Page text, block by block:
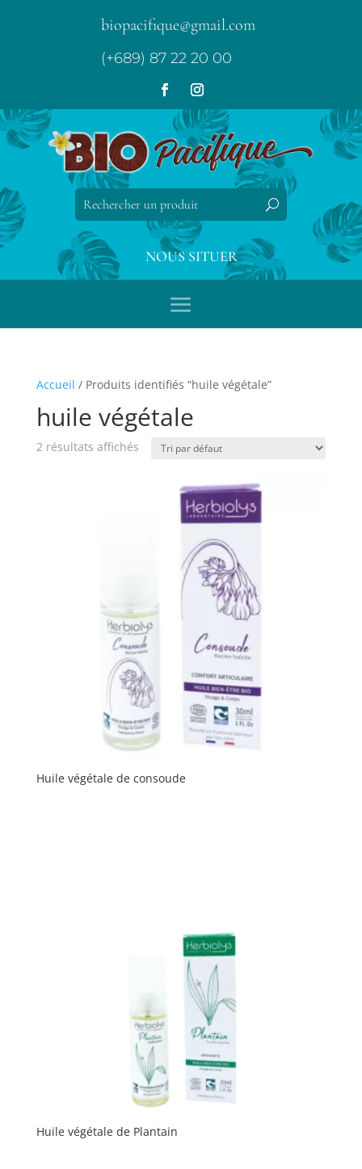
biopacifique@gmail.com
(+689) 87 22 20 00
NOUS SITUER
Accueil / Produits identifiés “huile végétale”
huile végétale
2 résultats affichés
Huile végétale de consoude
Huile végétale de Plantain